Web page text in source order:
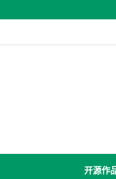
开源作